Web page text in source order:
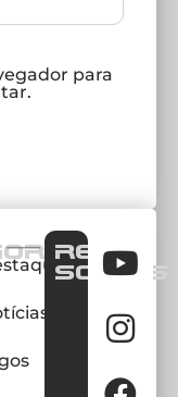
para
REDES
SOCIAIS